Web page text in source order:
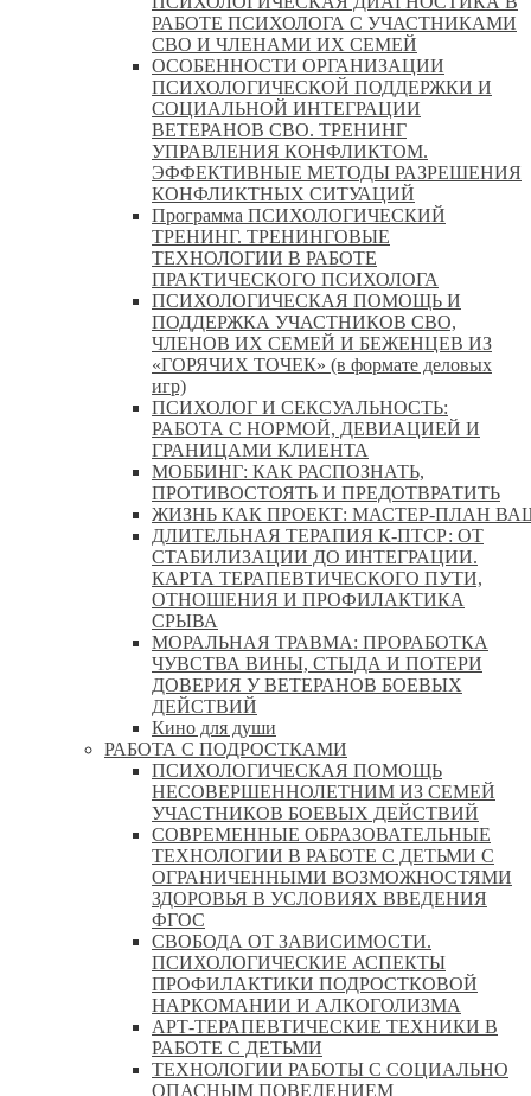
РАБОТЕ ПСИХОЛОГА С УЧАСТНИКАМИ
СВО И ЧЛЕНАМИ ИХ СЕМЕЙ
ОСОБЕННОСТИ ОРГАНИЗАЦИИ
ПСИХОЛОГИЧЕСКОЙ ПОДДЕРЖКИ И
СОЦИАЛЬНОЙ ИНТЕГРАЦИИ
ВЕТЕРАНОВ СВО. ТРЕНИНГ
УПРАВЛЕНИЯ КОНФЛИКТОМ.
ЭФФЕКТИВНЫЕ МЕТОДЫ РАЗРЕШЕНИЯ
КОНФЛИКТНЫХ СИТУАЦИЙ
Программа ПСИХОЛОГИЧЕСКИЙ
ТРЕНИНГ. ТРЕНИНГОВЫЕ
ТЕХНОЛОГИИ В РАБОТЕ
ПРАКТИЧЕСКОГО ПСИХОЛОГА
ПСИХОЛОГИЧЕСКАЯ ПОМОЩЬ И
ПОДДЕРЖКА УЧАСТНИКОВ СВО,
ЧЛЕНОВ ИХ СЕМЕЙ И БЕЖЕНЦЕВ ИЗ
«ГОРЯЧИХ ТОЧЕК» (в формате деловых
игр)
ПСИХОЛОГ И СЕКСУАЛЬНОСТЬ:
РАБОТА С НОРМОЙ, ДЕВИАЦИЕЙ И
ГРАНИЦАМИ КЛИЕНТА
МОББИНГ: КАК РАСПОЗНАТЬ,
ПРОТИВОСТОЯТЬ И ПРЕДОТВРАТИТЬ
ЖИЗНЬ КАК ПРОЕКТ: МАСТЕР‑ПЛАН
ДЛИТЕЛЬНАЯ ТЕРАПИЯ К-ПТСР: ОТ
СТАБИЛИЗАЦИИ ДО ИНТЕГРАЦИИ.
КАРТА ТЕРАПЕВТИЧЕСКОГО ПУТИ,
ОТНОШЕНИЯ И ПРОФИЛАКТИКА
СРЫВА
МОРАЛЬНАЯ ТРАВМА: ПРОРАБОТКА
ЧУВСТВА ВИНЫ, СТЫДА И ПОТЕРИ
ДОВЕРИЯ У ВЕТЕРАНОВ БОЕВЫХ
ДЕЙСТВИЙ
Кино для души
РАБОТА С ПОДРОСТКАМИ
ПСИХОЛОГИЧЕСКАЯ ПОМОЩЬ
НЕСОВЕРШЕННОЛЕТНИМ ИЗ СЕМЕЙ
УЧАСТНИКОВ БОЕВЫХ ДЕЙСТВИЙ
СОВРЕМЕННЫЕ ОБРАЗОВАТЕЛЬНЫЕ
ТЕХНОЛОГИИ В РАБОТЕ С ДЕТЬМИ С
ОГРАНИЧЕННЫМИ ВОЗМОЖНОСТЯМИ
ЗДОРОВЬЯ В УСЛОВИЯХ ВВЕДЕНИЯ
ФГОС
СВОБОДА ОТ ЗАВИСИМОСТИ.
ПСИХОЛОГИЧЕСКИЕ АСПЕКТЫ
ПРОФИЛАКТИКИ ПОДРОСТКОВОЙ
НАРКОМАНИИ И АЛКОГОЛИЗМА
АРТ-ТЕРАПЕВТИЧЕСКИЕ ТЕХНИКИ В
РАБОТЕ С ДЕТЬМИ
ТЕХНОЛОГИИ РАБОТЫ С СОЦИАЛЬНО
ОПАСНЫМ ПОВЕДЕНИЕМ